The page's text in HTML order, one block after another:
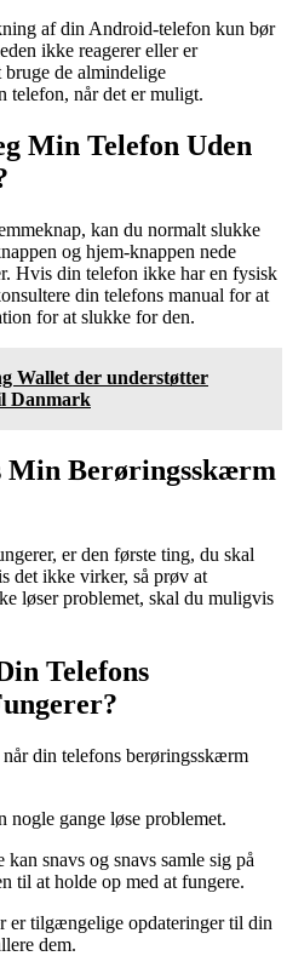
af din Android-telefon kun bør
ikke reagerer eller er
bruge de almindelige
telefon, når det er muligt.
Min Telefon Uden
kan du normalt slukke
og hjem-knappen nede
Hvis din telefon ikke har en fysisk
din telefons manual for at
for at slukke for den.
Wallet der understøtter
Danmark
Min Berøringsskærm
er den første ting, du skal
det ikke virker, så prøv at
løser problemet, skal du muligvis
Telefons
din telefons berøringsskærm
nogle gange løse problemet.
snavs og snavs samle sig på
til at holde op med at fungere.
er tilgængelige opdateringer til din
dem.